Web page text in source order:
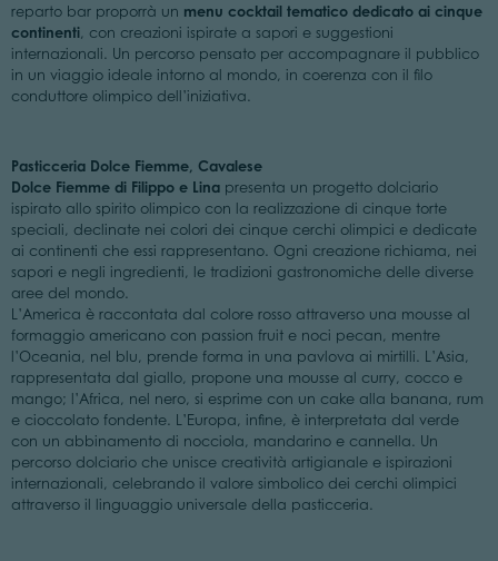
reparto bar proporrà un menu cocktail tematico dedicato ai cinque
continenti, con creazioni ispirate a sapori e suggestioni
internazionali. Un percorso pensato per accompagnare il pubblico
in un viaggio ideale intorno al mondo, in coerenza con il filo
conduttore olimpico dell’iniziativa.
Pasticceria Dolce Fiemme, Cavalese
Dolce Fiemme di Filippo e Linapresenta un progetto dolciario
ispirato allo spirito olimpico con la realizzazione di cinque torte
speciali, declinate nei colori dei cinque cerchi olimpici e dedicate
ai continenti che essi rappresentano. Ogni creazione richiama, nei
sapori e negli ingredienti, le tradizioni gastronomiche delle diverse
aree del mondo.
L’America è raccontata dal colore rosso attraverso una mousse al
formaggio americano con passion fruit e noci pecan, mentre
l’Oceania, nel blu, prende forma in una pavlova ai mirtilli. L’Asia,
rappresentata dal giallo, propone una mousse al curry, cocco e
mango; l’Africa, nel nero, si esprime con un cake alla banana, rum
e cioccolato fondente. L’Europa, infine, è interpretata dal verde
con un abbinamento di nocciola, mandarino e cannella. Un
percorso dolciario che unisce creatività artigianale e ispirazioni
internazionali, celebrando il valore simbolico dei cerchi olimpici
attraverso il linguaggio universale della pasticceria.